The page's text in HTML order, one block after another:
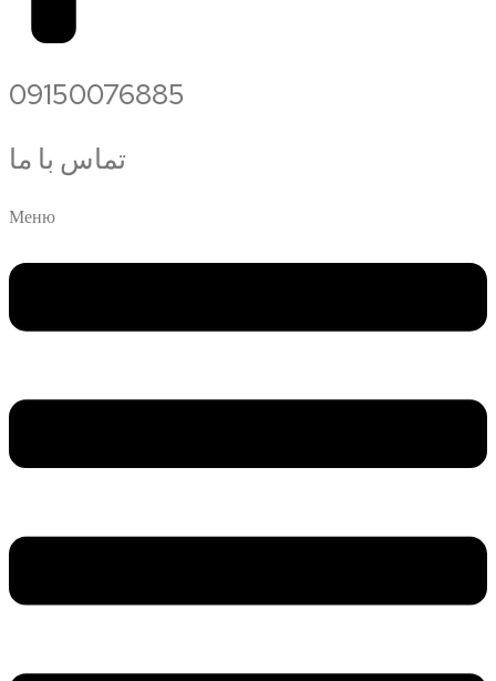
09150076885
تماس با ما
Меню